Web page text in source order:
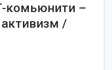
комьюнити –
/